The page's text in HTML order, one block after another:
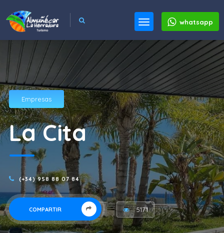
whatsapp
Empresas
La Cita
(+34) 958 88 07 84
COMPARTIR 5171